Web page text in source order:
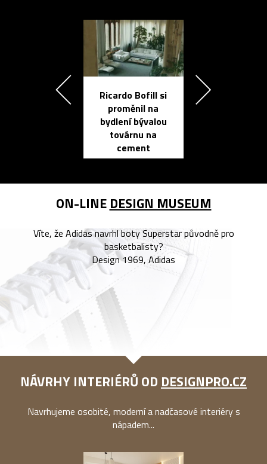
Ricardo Bofill si
proměnil na
bydlení bývalou
továrnu na
cement
ON-LINE DESIGN MUSEUM
Víte, že Adidas navrhl boty Superstar původně pro
basketbalisty?
Design 1969, Adidas
NÁVRHY INTERIÉRŮ OD DESIGNPRO.CZ
Navrhujeme osobité, moderní a nadčasové interiéry s
nápadem...